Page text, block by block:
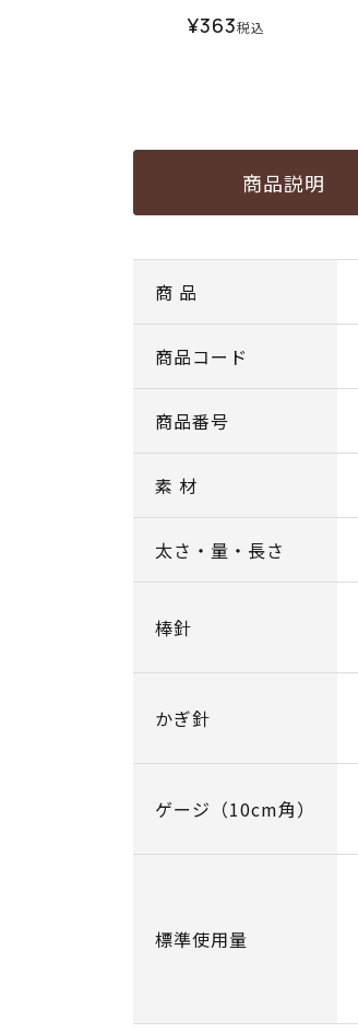
¥363税込
商品説明
商 品
商品コード
商品番号
素 材
太さ・量・長さ
棒針
かぎ針
ゲージ（10cm角）
標準使用量